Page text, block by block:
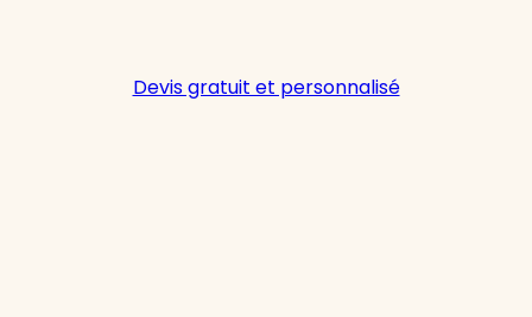
Devis gratuit et personnalisé